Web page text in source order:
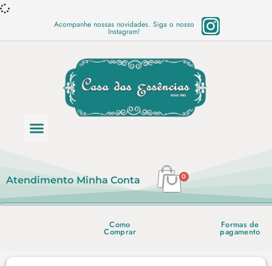
Acompanhe nossas novidades. Siga o nosso
Instagram!
Atendimento Minha Conta 0
Como
Comprar
Formas de
pagamento